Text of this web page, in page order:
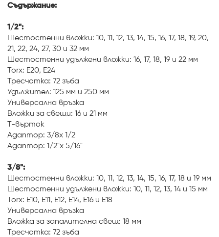
Съдържание:
1/2":
Шестостенни вложки: 10, 11, 12, 13, 14, 15, 16, 17, 18, 19, 20,
21, 22, 24, 27, 30 и 32 мм
Шестостенни удължени вложки: 16, 17, 18, 19 и 22 мм
Torx: E20, E24
Тресчотка: 72 зъба
Удължител: 125 мм и 250 мм
Универсална връзка
Вложки за свещи: 16 и 21 мм
Т-върток
Адаптор: 3/8x 1/2
Адаптор: 1/2"x 5/16"
3/8":
Шестостенни вложки: 10, 11, 12, 13, 14, 15, 16, 17, 18 и 19 мм
Шестостенни удължени вложки: 10, 11, 12, 13, 14 и 15 мм
Torx: E10, E11, E12, E14, E16 и E18
Универсална връзка
Вложка за запалителна свещ: 18 мм
Тресчотка: 72 зъба